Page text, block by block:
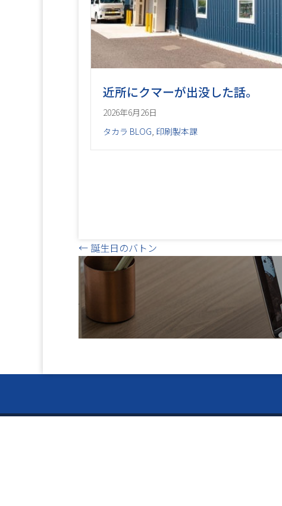
近所にクマーが出没した話。
2026年6月26日
タカラ BLOG 印刷製本課
Posts
navigation
← 誕生日のバトン